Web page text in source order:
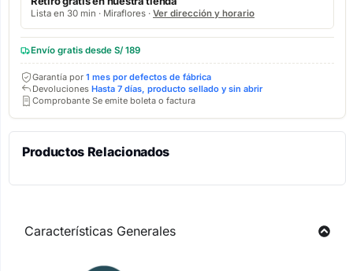
Lista en 30 min · Miraflores · Ver dirección y horario
Envío gratis desde S/ 189
Garantía por 1 mes por defectos de fábrica
Devoluciones Hasta 7 días, producto sellado y sin abrir
Comprobante Se emite boleta o factura
Productos Relacionados
Características Generales